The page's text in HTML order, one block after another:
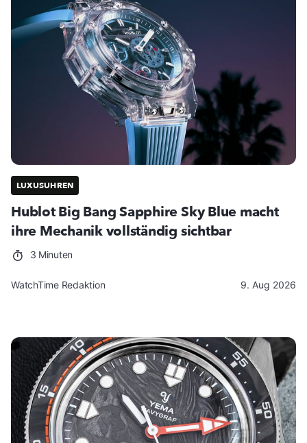
LUXUSUHREN
Hublot Big Bang Sapphire Sky Blue macht
ihre Mechanik vollständig sichtbar
3 Minuten
WatchTime Redaktion 9. Aug 2026